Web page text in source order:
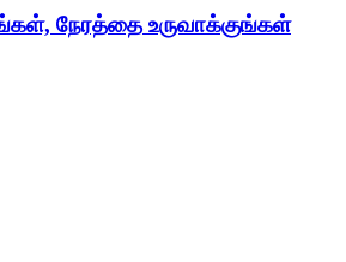
நேரத்தை உருவாக்குங்கள்